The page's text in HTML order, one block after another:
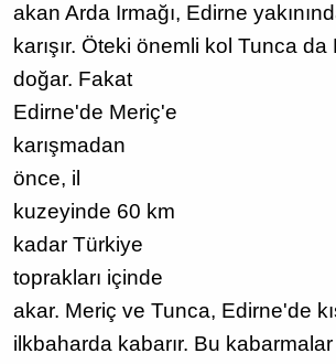
akan Arda Irmağı, Edirne
karışır. Öteki önemli kol Tunca
doğar. Fakat
Edirne'de Meriç'e
karışmadan
önce, il
kuzeyinde 60 km
kadar Türkiye
toprakları içinde
akar. Meriç ve Tunca, Edirne'de
ilkbaharda kabarır. Bu kabarmalar